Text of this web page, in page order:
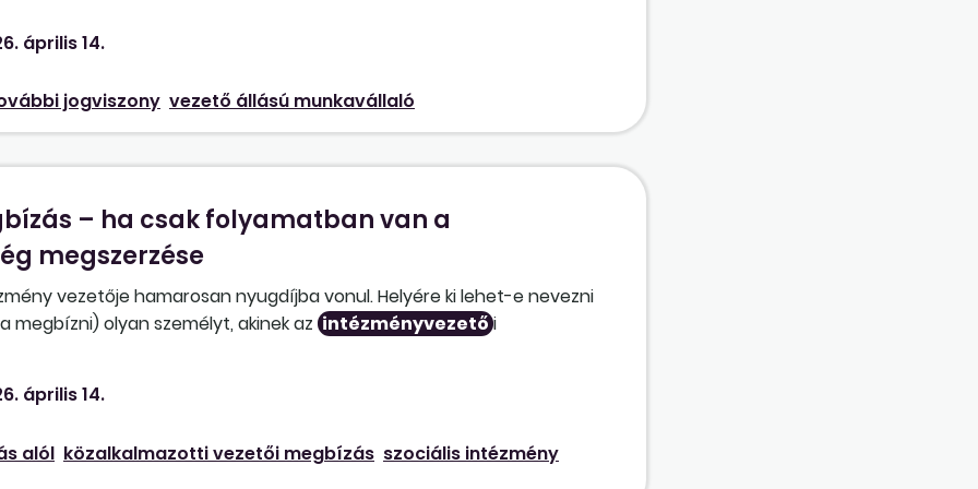
április 14.
jogviszony vezető állású munkavállaló
– ha csak folyamatban van a
megszerzése
vezetője hamarosan nyugdíjba vonul. Helyére ki lehet-e nevezni
olyan személyt, akinek az intézményvezető i
van? A képzésből kevesebb mint egy éve van már csak
április 14.
alól közalkalmazotti vezetői megbízás szociális intézmény